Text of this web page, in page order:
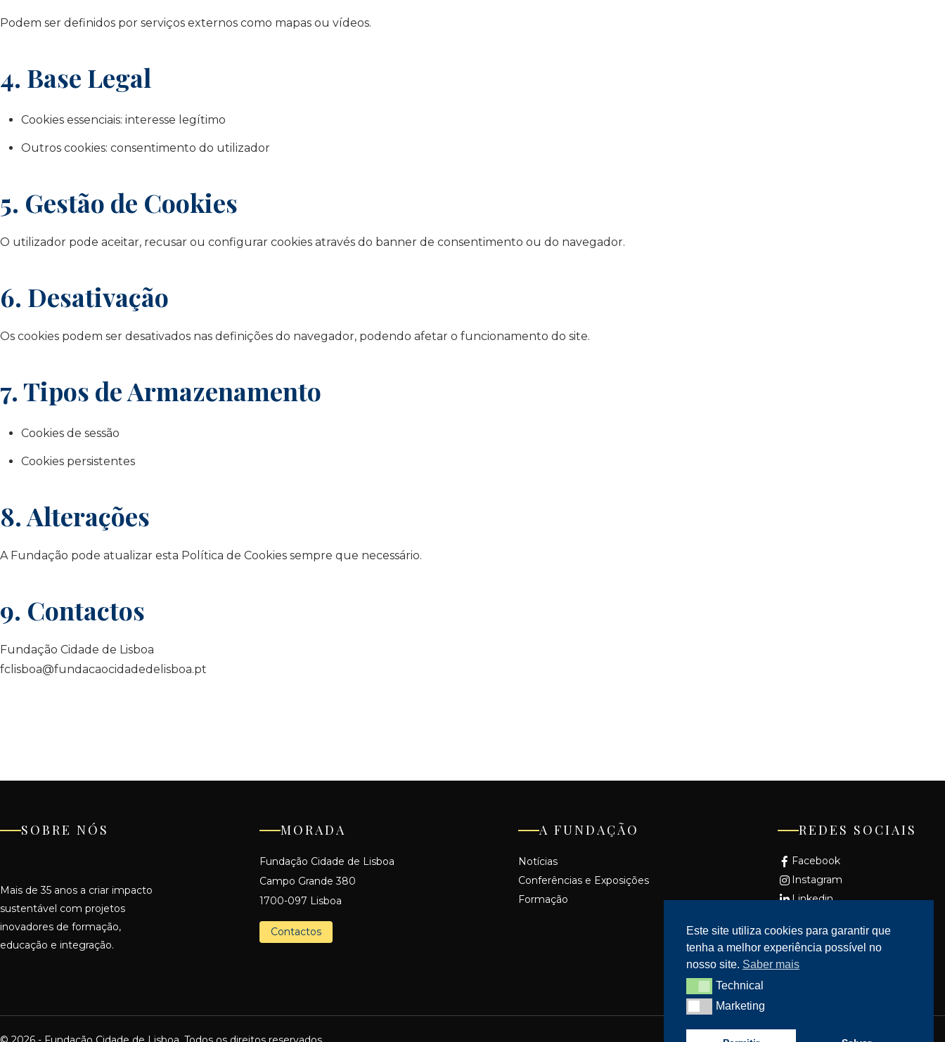
Este site utiliza cookies para garantir que
tenha a melhor experiência possível no
nosso site. Saber mais
TechnicalTechnical
MarketingMarketing
Podem ser definidos por serviços externos como mapas ou vídeos.
4. Base Legal
Cookies essenciais: interesse legítimo
Outros cookies: consentimento do utilizador
5. Gestão de Cookies
O utilizador pode aceitar, recusar ou configurar cookies através do banner de consentimento ou do navegador.
6. Desativação
Os cookies podem ser desativados nas definições do navegador, podendo afetar o funcionamento do site.
7. Tipos de Armazenamento
Cookies de sessão
Cookies persistentes
8. Alterações
A Fundação pode atualizar esta Política de Cookies sempre que necessário.
9. Contactos
Fundação Cidade de Lisboa
fclisboa@fundacaocidadedelisboa.pt
SOBRE NÓS
Mais de 35 anos a criar impacto
sustentável com projetos
inovadores de formação,
educação e integração.
MORADA
Fundação Cidade de Lisboa
Campo Grande 380
1700-097 Lisboa
Contactos
A FUNDAÇÃO
Notícias
Conferências e Exposições
Formação
REDES SOCIAIS
Facebook
Instagram
Linkedin